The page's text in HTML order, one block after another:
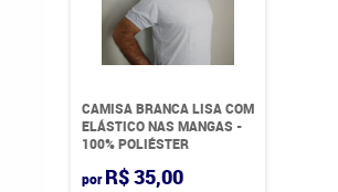
CAMISA BRANCA LISA COM
ELÁSTICO NAS MANGAS -
100% POLIÉSTER
por R$ 35,00